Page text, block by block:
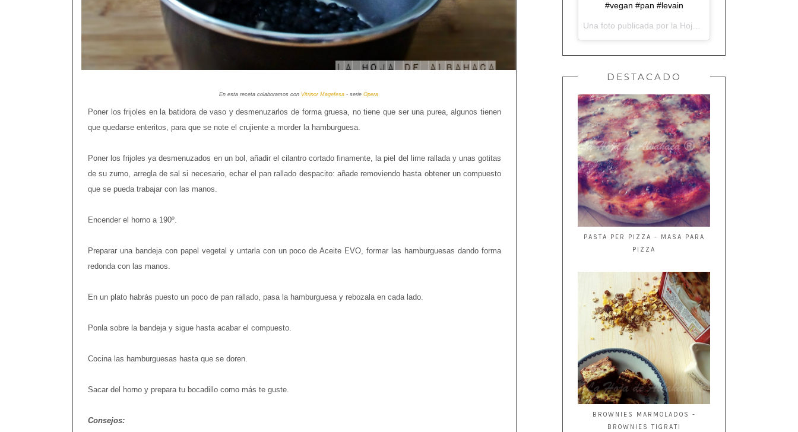
En esta receta colaboramos con Vitrinor Magefesa - serie Opera
Poner los frijoles en la batidora de vaso y desmenuzarlos de forma gruesa, no tiene que ser una purea, algunos tienen
que quedarse enteritos, para que se note el crujiente a morder la hamburguesa.
Poner los frijoles ya desmenuzados en un bol, añadir el cilantro cortado finamente, la piel del lime rallada y unas gotitas
de su zumo, arregla de sal si necesario, echar el pan rallado despacito: añade removiendo hasta obtener un compuesto
que se pueda trabajar con las manos.
Encender el horno a 190º.
Preparar una bandeja con papel vegetal y untarla con un poco de Aceite EVO, formar las hamburguesas dando forma
redonda con las manos.
En un plato habrás puesto un poco de pan rallado, pasa la hamburguesa y rebozala en cada lado.
Ponla sobre la bandeja y sigue hasta acabar el compuesto.
Cocina las hamburguesas hasta que se doren.
Sacar del horno y prepara tu bocadillo como más te guste.
Consejos:
#vegan #pan #levain
Una foto publicada por la Hoja de Albahaca (@lahojadealbahaca) el
DESTACADO
PASTA PER PIZZA - MASA PARA
PIZZA
BROWNIES MARMOLADOS -
BROWNIES TIGRATI